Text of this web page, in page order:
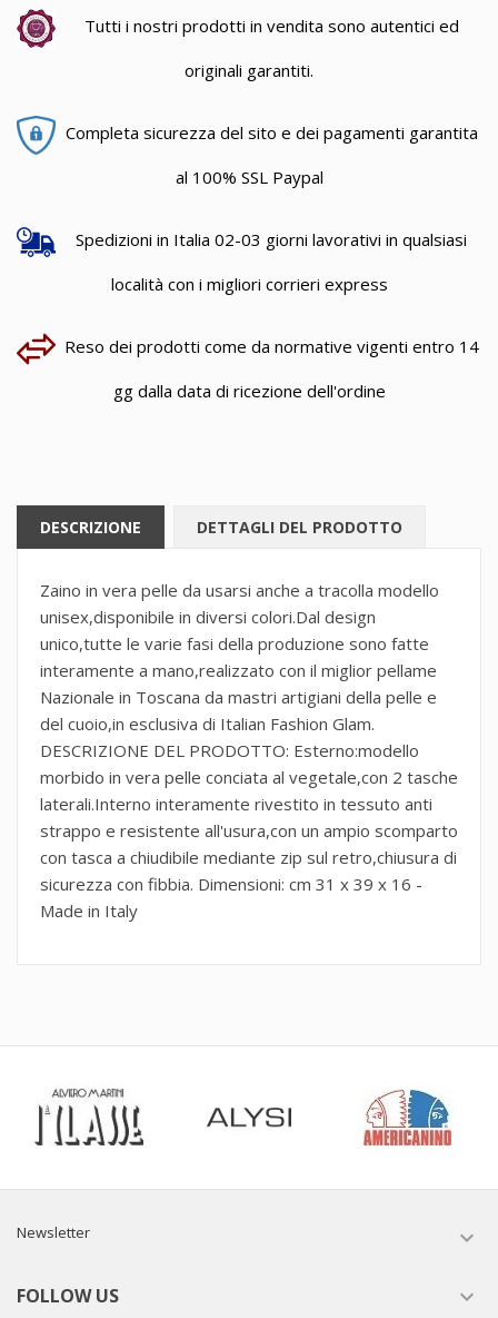
Tutti i nostri prodotti in vendita sono autentici ed
originali garantiti.
Completa sicurezza del sito e dei pagamenti garantita
al 100% SSL Paypal
Spedizioni in Italia 02-03 giorni lavorativi in qualsiasi
località con i migliori corrieri express
Reso dei prodotti come da normative vigenti entro 14
gg dalla data di ricezione dell'ordine
DESCRIZIONE DETTAGLI DEL PRODOTTO
Zaino in vera pelle da usarsi anche a tracolla modello
unisex,disponibile in diversi colori.Dal design
unico,tutte le varie fasi della produzione sono fatte
interamente a mano,realizzato con il miglior pellame
Nazionale in Toscana da mastri artigiani della pelle e
del cuoio,in esclusiva di Italian Fashion Glam.
DESCRIZIONE DEL PRODOTTO: Esterno:modello
morbido in vera pelle conciata al vegetale,con 2 tasche
laterali.Interno interamente rivestito in tessuto anti
strappo e resistente all'usura,con un ampio scomparto
con tasca a chiudibile mediante zip sul retro,chiusura di
sicurezza con fibbia. Dimensioni: cm 31 x 39 x 16 -
Made in Italy
Newsletter 
FOLLOW US 